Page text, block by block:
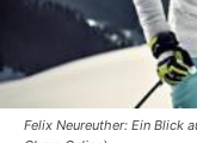
Felix Neureuther: Ein Blick